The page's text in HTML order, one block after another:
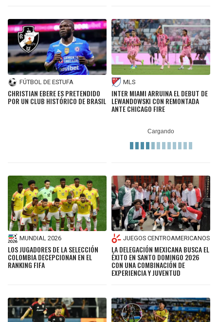
FÚTBOL DE ESTUFA
CHRISTIAN EBERE ES PRETENDIDO
POR UN CLUB HISTÓRICO DE BRASIL
MLS
INTER MIAMI ARRUINA EL DEBUT DE
LEWANDOWSKI CON REMONTADA
ANTE CHICAGO FIRE
MUNDIAL 2026
LOS JUGADORES DE LA SELECCIÓN
COLOMBIA DECEPCIONAN EN EL
RANKING FIFA
JUEGOS CENTROAMERICANOS
LA DELEGACIÓN MEXICANA BUSCA EL
ÉXITO EN SANTO DOMINGO 2026
CON UNA COMBINACIÓN DE
EXPERIENCIA Y JUVENTUD